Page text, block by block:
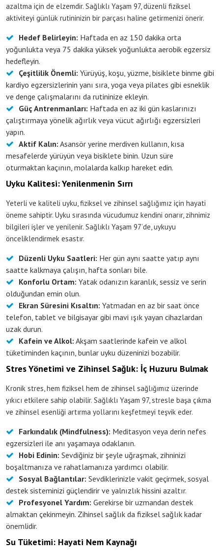
azaltma için de elzemdir. Sağlıklı Yaşam 97, düzenli fiziksel
aktiviteyi günlük rutininizin bir parçası haline getirmenizi önerir.
Hedef Belirleyin: Haftada en az 150 dakika orta
yoğunlukta veya 75 dakika yüksek yoğunlukta aerobik egzersiz
hedefleyin.
Çeşitlilik Önemli: Yürüyüş, koşu, yüzme, bisiklete binme gibi
kardiyo egzersizlerinin yanı sıra, yoga veya pilates gibi esneklik
ve denge çalışmalarını da rutininize ekleyin.
Güç Antrenmanları: Haftada en az iki gün kaslarınızı
çalıştırmaya yönelik ağırlık veya vücut ağırlığı egzersizleri
yapın.
Aktif Kalın: Asansör yerine merdiven kullanın, kısa
mesafelerde yürüyün veya bisiklete binin. Uzun süre
oturmaktan kaçının, molalarda kalkıp hareket edin.
Uyku Kalitesi: Yenilenmenin Sırrı
Yeterli ve kaliteli uyku, fiziksel ve zihinsel sağlığımız için hayati
öneme sahiptir. Uyku sırasında vücudumuz kendini onarır, zihnimiz
bilgileri işler ve yenilenir. Sağlıklı Yaşam 97’de, uykuyu
önceliklendirmek esastır.
Düzenli Uyku Saatleri: Her gün aynı saatte yatıp aynı
saatte kalkmaya çalışın, hafta sonları bile.
Konforlu Ortam: Yatak odanızın karanlık, sessiz ve serin
olduğundan emin olun.
Ekran Süresini Kısaltın: Yatmadan en az bir saat önce
telefon, tablet ve bilgisayar gibi mavi ışık yayan cihazlardan
uzak durun.
Kafein ve Alkol: Akşam saatlerinde kafein ve alkol
tüketiminden kaçının, bunlar uyku düzeninizi bozabilir.
Stres Yönetimi ve Zihinsel Sağlık: İç Huzuru Bulmak
Kronik stres, hem fiziksel hem de zihinsel sağlığımız üzerinde
yıkıcı etkilere sahip olabilir. Sağlıklı Yaşam 97, stresle başa çıkma
ve zihinsel esenliği artırma yollarını keşfetmeyi teşvik eder.
Farkındalık (Mindfulness): Meditasyon veya derin nefes
egzersizleri ile anı yaşamaya odaklanın.
Hobi Edinin: Sevdiğiniz bir şeyle uğraşmak, zihninizi
boşaltmanıza ve rahatlamanıza yardımcı olabilir.
Sosyal Bağlantılar: Sevdiklerinizle vakit geçirmek, sosyal
destek sisteminizi güçlendirir ve yalnızlık hissini azaltır.
Profesyonel Yardım: Gerekirse bir uzmandan destek
almaktan çekinmeyin. Zihinsel sağlık da fiziksel sağlık kadar
önemlidir.
Su Tüketimi: Hayati Nem Kaynağı